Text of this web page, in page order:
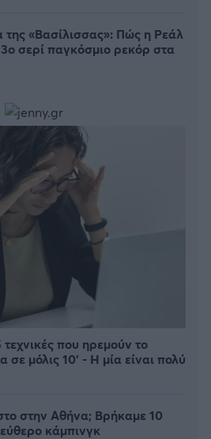
της «Βασίλισσας»: Πώς η Ρεάλ
σερί παγκόσμιο ρεκόρ στα
τεχνικές που ηρεμούν το
σε μόλις 10' - Η μία είναι πολύ
στην Αθήνα; Βρήκαμε 10
κάμπινγκ